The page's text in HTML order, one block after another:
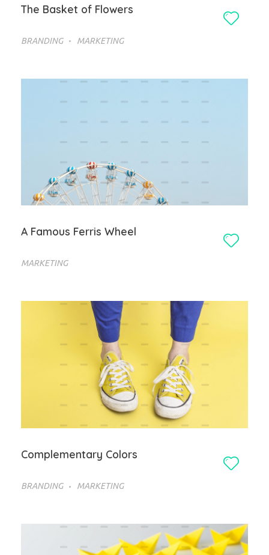
The Basket of Flowers
BRANDING MARKETING
A Famous Ferris Wheel
MARKETING
Complementary Colors
BRANDING MARKETING